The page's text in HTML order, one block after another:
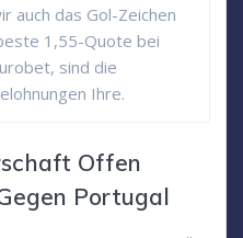
auch das Gol-Zeichen
1,55-Quote bei
sind die
Ihre.
Offen
Portugal